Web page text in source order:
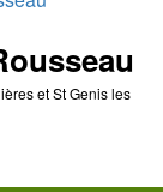
et St Genis les